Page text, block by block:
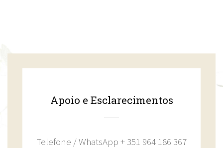
Apoio e Esclarecimentos
Telefone / WhatsApp + 351 964 186 367